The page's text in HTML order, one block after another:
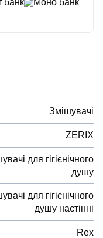
Змішувачі
ZERIX
для гігієнічного
душу
для гігієнічного
душу настінні
Rex